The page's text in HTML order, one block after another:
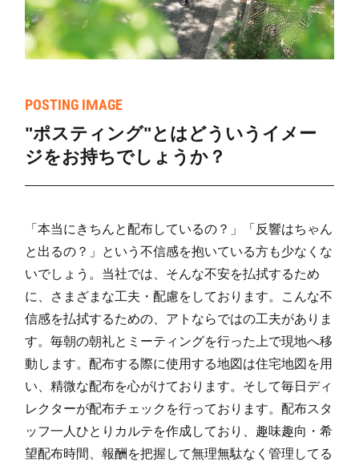
POSTING IMAGE
"ポスティング"とはどういうイメー
ジをお持ちでしょうか？
「本当にきちんと配布しているの？」「反響はちゃん
と出るの？」という不信感を抱いている方も少なくな
いでしょう。当社では、そんな不安を払拭するため
に、さまざまな工夫・配慮をしております。こんな不
信感を払拭するための、アトならではの工夫がありま
す。毎朝の朝礼とミーティングを行った上で現地へ移
動します。配布する際に使用する地図は住宅地図を用
い、精微な配布を心がけております。そして毎日ディ
レクターが配布チェックを行っております。配布スタ
ッフ一人ひとりカルテを作成しており、趣味趣向・希
望配布時間、報酬を把握して無理無駄なく管理してる